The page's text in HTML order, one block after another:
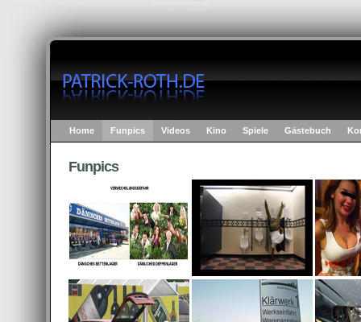
Home Funpics Videos Kino Spiele Gästebuch
Funpics